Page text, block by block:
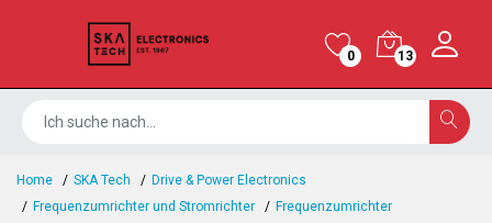
0 13
Home SKA Tech
Drive & Power Electronics
Frequenzumrichter und Stromrichter
Frequenzumrichter